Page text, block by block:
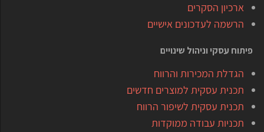
ארכיון הסקרים
הרשמה לעדכונים אישיים
פיתוח עסקי וניהול שינויים
הגדלת המכירות והרווח
תכנית עסקית למוצרים חדשים
תכנית עסקית לשיפור הרווח
תכניות עבודה ממוקדות